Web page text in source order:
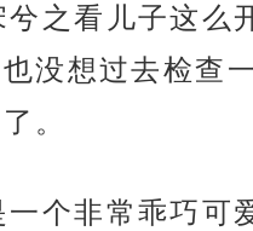
兮之看儿子这么
没想过去检查
。
一个非常乖巧可